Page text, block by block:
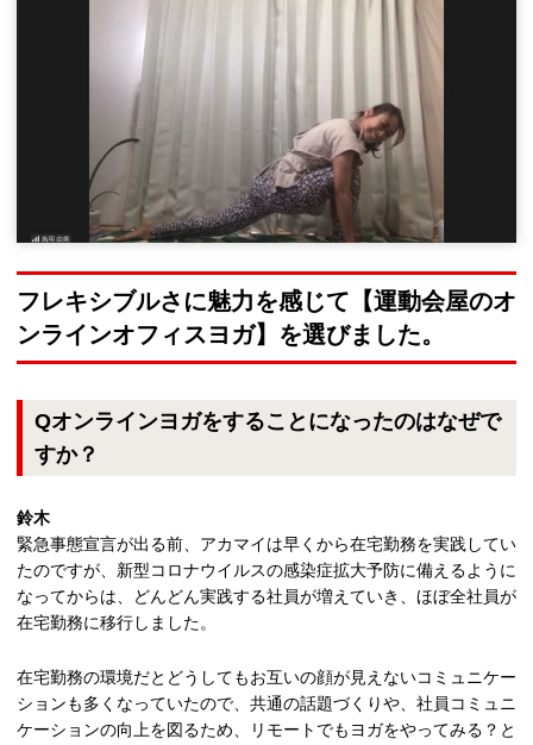
フレキシブルさに魅力を感じて【運動会屋のオ
ンラインオフィスヨガ】を選びました。
Qオンラインヨガをすることになったのはなぜで
すか？
鈴木
緊急事態宣言が出る前、アカマイは早くから在宅勤務を実践してい
たのですが、新型コロナウイルスの感染症拡大予防に備えるように
なってからは、どんどん実践する社員が増えていき、ほぼ全社員が
在宅勤務に移行しました。
在宅勤務の環境だとどうしてもお互いの顔が見えないコミュニケー
ションも多くなっていたので、共通の話題づくりや、社員コミュニ
ケーションの向上を図るため、リモートでもヨガをやってみる？と